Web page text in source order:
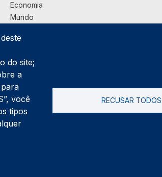
Economia
Mundo
País
Praça
Pub
Saúde
Sociedade
Rodapé
do site;
a
você
tipos
RECUSAR TODOS